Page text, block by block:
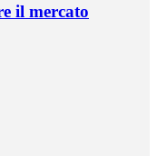
il mercato